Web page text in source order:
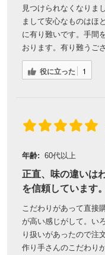
見つけられなくなりまし
まして安心なものはほ
に有り難いです。手間
おります。有り難うご
役に立った 1
年齢: 60代以上
正直、味の違いは
を信頼しています。
こだわりがあって直接
が高い感じがして。い
り扱いがあったので注
作り手さんのこだわり